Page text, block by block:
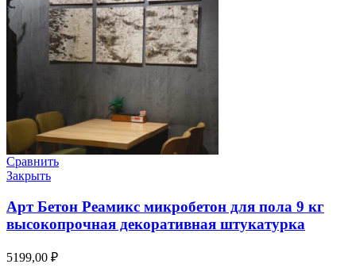
Сравнить
Закрыть
Арт Бетон Реамикс микробетон для пола 9 кг
высокопрочная декоративная штукатурка
5199,00 ₽